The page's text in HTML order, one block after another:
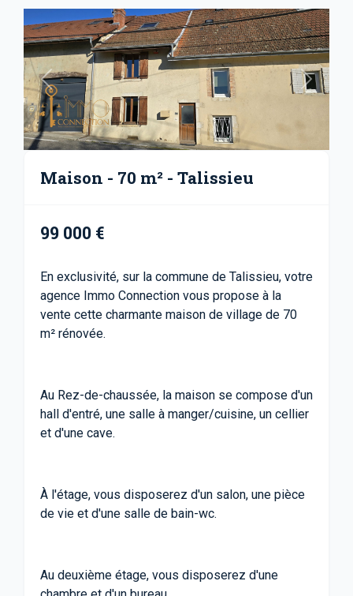
Précédent Suivant
Maison - 70 m² - Talissieu
99 000 €
En exclusivité, sur la commune de Talissieu, votre
agence Immo Connection vous propose à la
vente cette charmante maison de village de 70
m² rénovée.
Au Rez-de-chaussée, la maison se compose d'un
hall d'entré, une salle à manger/cuisine, un cellier
et d'une cave.
À l'étage, vous disposerez d'un salon, une pièce
de vie et d'une salle de bain-wc.
Au deuxième étage, vous disposerez d'une